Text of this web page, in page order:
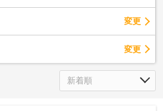
変更
変更